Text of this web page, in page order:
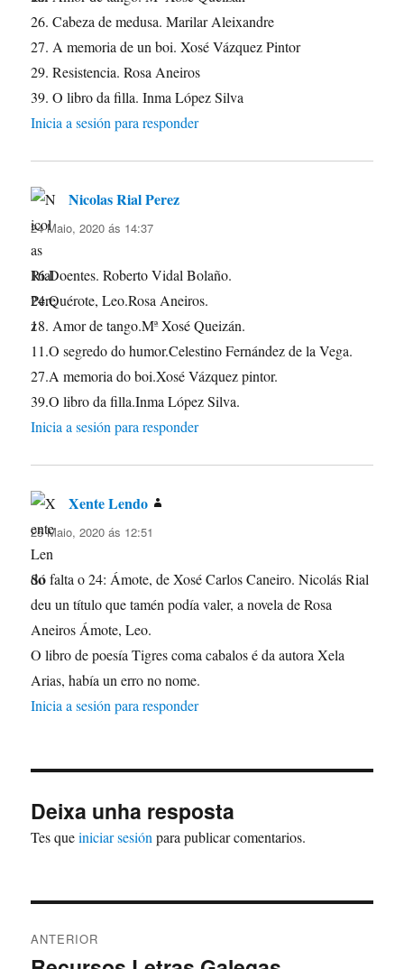
26. Cabeza de medusa. Marilar Aleixandre
27. A memoria de un boi. Xosé Vázquez Pintor
29. Resistencia. Rosa Aneiros
39. O libro da filla. Inma López Silva
Inicia a sesión para responder
Nicolas Rial Perez
24 Maio, 2020 ás 14:37
16.Doentes. Roberto Vidal Bolaño.
24.Quérote, Leo.Rosa Aneiros.
18. Amor de tango.Mª Xosé Queizán.
11.O segredo do humor.Celestino Fernández de la Vega.
27.A memoria do boi.Xosé Vázquez pintor.
39.O libro da filla.Inma López Silva.
Inicia a sesión para responder
Xente Lendo
25 Maio, 2020 ás 12:51
Só falta o 24: Ámote, de Xosé Carlos Caneiro. Nicolás Rial
deu un título que tamén podía valer, a novela de Rosa
Aneiros Ámote, Leo.
O libro de poesía Tigres coma cabalos é da autora Xela
Arias, había un erro no nome.
Inicia a sesión para responder
Deixa unha resposta
Tes queiniciar sesión para publicar comentarios.
de
ANTERIOR